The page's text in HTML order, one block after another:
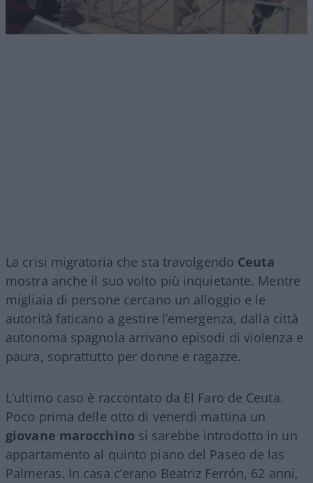
La crisi migratoria che sta travolgendo Ceuta
mostra anche il suo volto più inquietante. Mentre
migliaia di persone cercano un alloggio e le
autorità faticano a gestire l’emergenza, dalla città
autonoma spagnola arrivano episodi di violenza e
paura, soprattutto per donne e ragazze.
L’ultimo caso è raccontato da El Faro de Ceuta.
Poco prima delle otto di venerdì mattina un
giovane marocchino si sarebbe introdotto in un
appartamento al quinto piano del Paseo de las
Palmeras. In casa c’erano Beatriz Ferrón, 62 anni,